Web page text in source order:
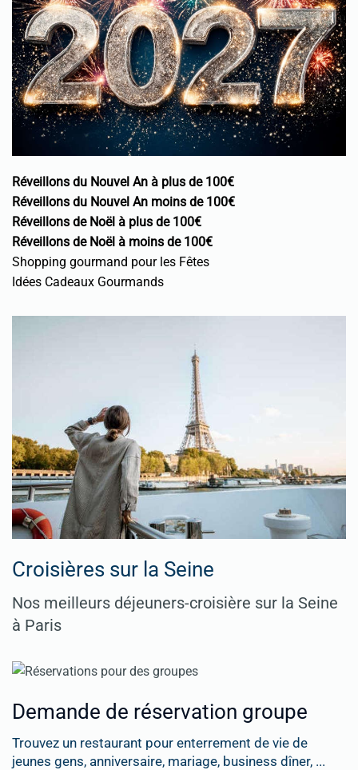
Réveillons du Nouvel An à plus de 100€
Réveillons du Nouvel An moins de 100€
Réveillons de Noël à plus de 100€
Réveillons de Noël à moins de 100€
Shopping gourmand pour les Fêtes
Idées Cadeaux Gourmands
Croisières sur la Seine
Nos meilleurs déjeuners-croisière sur la Seine
à Paris
Demande de réservation groupe
Trouvez un restaurant pour enterrement de vie de
jeunes gens, anniversaire, mariage, business dîner, ...